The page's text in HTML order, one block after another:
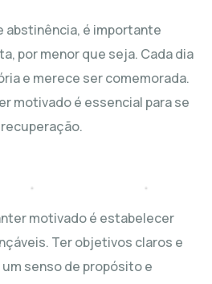
abstinência, é importante
por menor que seja. Cada dia
e merece ser comemorada.
motivado é essencial para se
Benefícios
cobertura
de
motivado é estabelecer
Ter objetivos claros e
senso de propósito e